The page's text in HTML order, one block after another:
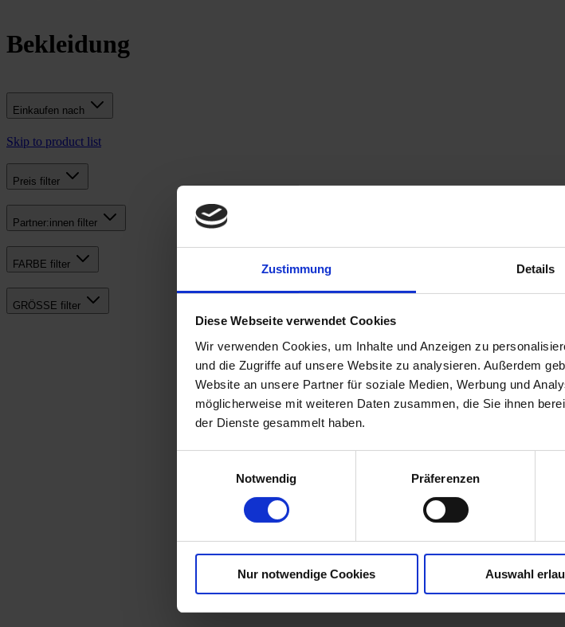
Zustimmung Details
Diese Webseite verwendet Cookies
Wir verwenden Cookies, um Inhalte und Anzeigen zu
und die Zugriffe auf unsere Website zu analysieren. Außerdem
Website an unsere Partner für soziale Medien, Werbung und
möglicherweise mit weiteren Daten zusammen, die Sie ihnen
der Dienste gesammelt haben.
Notwendig
Präferenzen
Nur notwendige Cookies Auswahl
Bekleidung
Einkaufen nach
Skip to product list
Preis filter
Partner:innen filter
FARBE filter
GRÖSSE filter